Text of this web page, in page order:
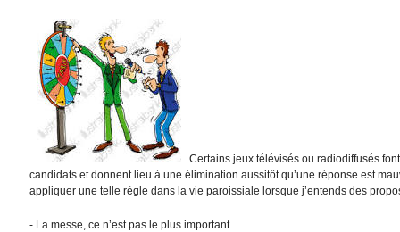
Certains jeux télévisés ou radiodiffusés
candidats et donnent lieu à une élimination aussitôt qu’une réponse est
appliquer une telle règle dans la vie paroissiale lorsque j’entends des
- La messe, ce n’est pas le plus important.